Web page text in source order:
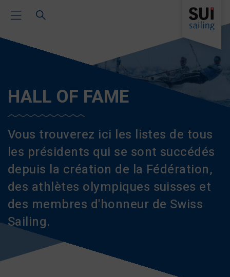
Toggle Main Navigation
HALL OF FAME
Vous trouverez ici les listes de tous
les présidents qui se sont succédés
depuis la création de la Fédération,
des athlètes olympiques suisses et
des membres d'honneur de Swiss
Sailing.